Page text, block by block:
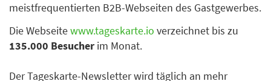
meistfrequentierten B2B-Webseiten des Gastgewerbes.
Die Webseitewww.tageskarte.io verzeichnet bis zu
135.000 Besucher im Monat.
Der Tageskarte-Newsletter wird täglich an mehr